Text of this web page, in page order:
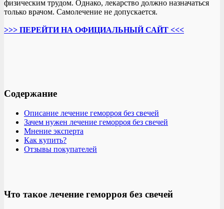
физическим трудом. Однако, лекарство должно назначаться
только врачом. Самолечение не допускается.
>>> ПЕРЕЙТИ НА ОФИЦИАЛЬНЫЙ САЙТ <<<
Содержание
Описание лечение геморроя без свечей
Зачем нужен лечение геморроя без свечей
Мнение эксперта
Как купить?
Отзывы покупателей
Что такое лечение геморроя без свечей